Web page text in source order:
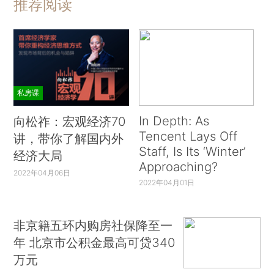
推荐阅读
私房课
向松祚：宏观经济70
讲，带你了解国内外
经济大局
2022年04月06日
In Depth: As
Tencent Lays Off
Staff, Is Its ‘Winter’
Approaching?
2022年04月01日
非京籍五环内购房社保降至一
年 北京市公积金最高可贷340
万元